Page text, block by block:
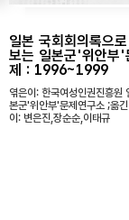
일본 국회회의록으로
보는 일본군'위안부'
제 : 1996~1999
엮은이: 한국여성인권진흥원
본군'위안부'문제연구소 ;옮긴
이: 변은진,장순순,이태규